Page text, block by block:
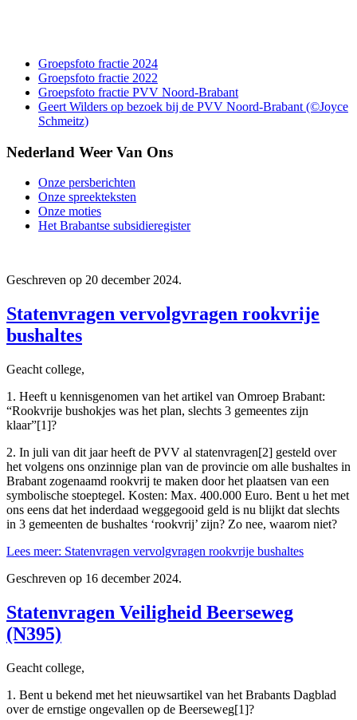
Groepsfoto fractie 2024
Groepsfoto fractie 2022
Groepsfoto fractie PVV Noord-Brabant
Geert Wilders op bezoek bij de PVV Noord-Brabant (©Joyce
Schmeitz)
Nederland Weer Van Ons
Onze persberichten
Onze spreekteksten
Onze moties
Het Brabantse subsidieregister
Geschreven op 20 december 2024.
Statenvragen vervolgvragen rookvrije
bushaltes
Geacht college,
1. Heeft u kennisgenomen van het artikel van Omroep Brabant:
“Rookvrije bushokjes was het plan, slechts 3 gemeentes zijn
klaar”[1]?
2. In juli van dit jaar heeft de PVV al statenvragen[2] gesteld over
het volgens ons onzinnige plan van de provincie om alle bushaltes in
Brabant zogenaamd rookvrij te maken door het plaatsen van een
symbolische stoeptegel. Kosten: Max. 400.000 Euro. Bent u het met
ons eens dat het inderdaad weggegooid geld is nu blijkt dat slechts
in 3 gemeenten de bushaltes ‘rookvrij’ zijn? Zo nee, waarom niet?
Lees meer: Statenvragen vervolgvragen rookvrije bushaltes
Geschreven op 16 december 2024.
Statenvragen Veiligheid Beerseweg
(N395)
Geacht college,
1. Bent u bekend met het nieuwsartikel van het Brabants Dagblad
over de ernstige ongevallen op de Beerseweg[1]?